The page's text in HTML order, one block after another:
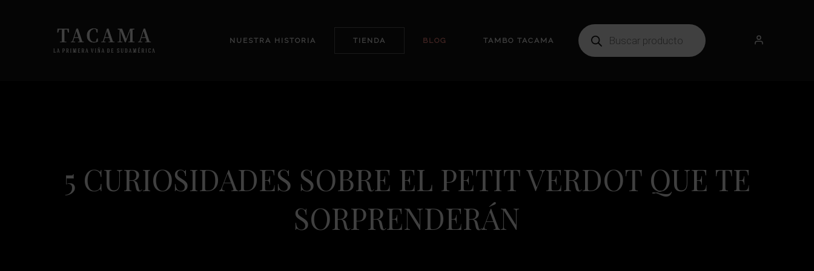
NUESTRA HISTORIA TIENDA BLOG TAMBO TACAMA
5 CURIOSIDADES SOBRE EL PETIT VERDOT QUE TE
SORPRENDERÁN